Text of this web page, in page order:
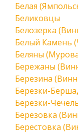
Белая
Беликовцы
Белозерка
Белый Камень
Беляны
Бережаны
Березина
Березки-
Березки-
Березовка
Берестовка